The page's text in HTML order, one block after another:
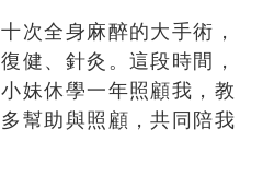
次全身麻醉的大手術，
健、針灸。這段時間，
妹休學一年照顧我，教
幫助與照顧，共同陪我